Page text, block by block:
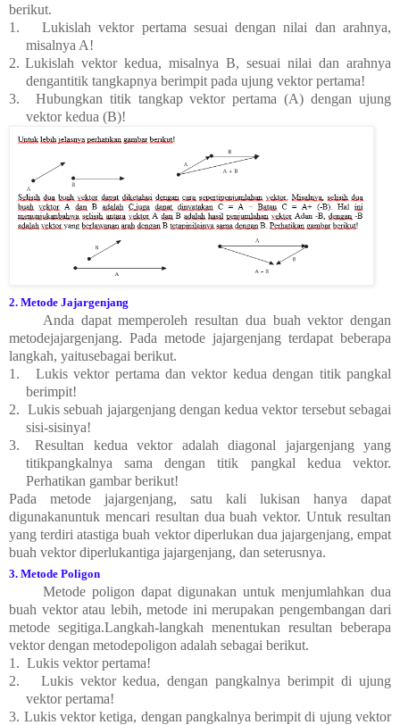
berikut.
1.
Lukislah vektor pertama sesuai dengan nilai dan arahnya,
misalnya A!
2. Lukislah vektor kedua, misalnya B, sesuai nilai dan arahnya
dengantitik tangkapnya berimpit pada ujung vektor pertama!
3.
Hubungkan titik tangkap vektor pertama (A) dengan ujung
vektor kedua (B)!
2. Metode Jajargenjang
Anda dapat memperoleh resultan dua buah vektor dengan
metodejajargenjang. Pada metode jajargenjang terdapat beberapa
langkah, yaitusebagai berikut.
1.
Lukis vektor pertama dan vektor kedua dengan titik pangkal
berimpit!
2. Lukis sebuah jajargenjang dengan kedua vektor tersebut sebagai
sisi-sisinya!
3.
Resultan kedua vektor adalah diagonal jajargenjang yang
titikpangkalnya sama dengan titik pangkal kedua vektor.
Perhatikan gambar berikut!
Pada metode jajargenjang, satu kali lukisan hanya dapat
digunakanuntuk mencari resultan dua buah vektor. Untuk resultan
yang terdiri atastiga buah vektor diperlukan dua jajargenjang, empat
buah vektor diperlukantiga jajargenjang, dan seterusnya.
3. Metode Poligon
Metode poligon dapat digunakan untuk menjumlahkan dua
buah vektor atau lebih, metode ini merupakan pengembangan dari
metode segitiga.Langkah-langkah menentukan resultan beberapa
vektor dengan metodepoligon adalah sebagai berikut.
1. Lukis vektor pertama!
2.
Lukis vektor kedua, dengan pangkalnya berimpit di ujung
vektor pertama!
3. Lukis vektor ketiga, dengan pangkalnya berimpit di ujung vektor